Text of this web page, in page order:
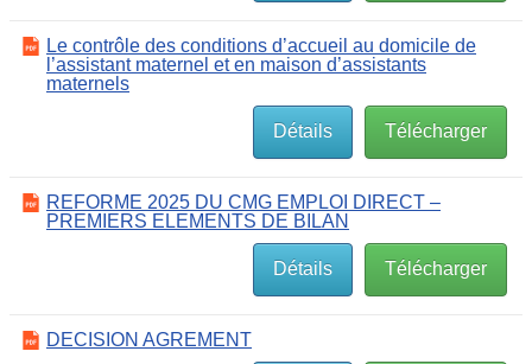
Le contrôle des conditions d’accueil au domicile de
l’assistant maternel et en maison d’assistants
maternels
Télécharger
Détails
REFORME 2025 DU CMG EMPLOI DIRECT –
PREMIERS ELEMENTS DE BILAN
Télécharger
Détails
DECISION AGREMENT